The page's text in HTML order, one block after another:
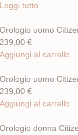
Leggi tutto
Orologio uomo
239,00 €
Aggiungi al carrello
Orologio uomo
239,00 €
Aggiungi al carrello
Orologio donna